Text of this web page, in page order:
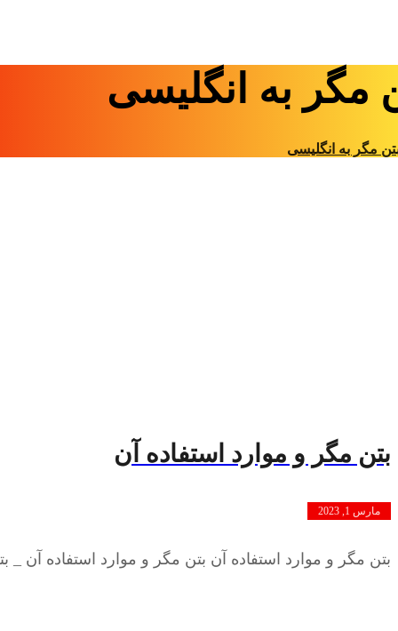
مگر به انگلیسی
مگر به انگلیسی
بتن مگر و موارد استفاده آن
مارس 1, 2023
بتن مگر و موارد استفاده آن بتن مگر و موارد استفاده